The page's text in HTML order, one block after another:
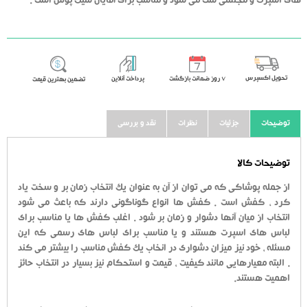
تحویل اکسپرس ٧ روز ضمانت بازگشت پرداخت آنلاین تضمین بهترین قیمت
توضیحات جزئیات نظرات نقد و بررسی
توضیحات کالا
از جمله پوشاکی که می توان از آن به عنوان یک انتخاب زمان بر و سخت یاد
کرد ، کفش است . کفش ها انواع گوناگونی دارند که باعث می شود
انتخاب از میان آنها دشوار و زمان بر شود . اغلب کفش ها یا مناسب برای
لباس های اسپرت هستند و یا مناسب برای لباس های رسمی که این
مسئله ، خود نیز میزان دشواری در انخاب یک کفش مناسب را بیشتر می کند
. البته معیارهایی مانند کیفیت ، قیمت و استحکام نیز بسیار در انتخاب حائز
اهمیت هستند.